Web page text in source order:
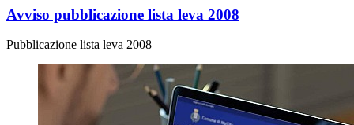
Avviso pubblicazione lista leva 2008
Pubblicazione lista leva 2008